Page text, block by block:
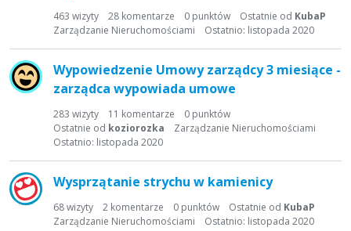
463 wizyty 28 komentarze 0 punktów Ostatnie od KubaP
Ostatnio: listopada 2020
Zarządzanie Nieruchomościami
Wypowiedzenie Umowy zarządcy 3 miesiące -
zarządca wypowiada umowe
283 wizyty 11 komentarze 0 punktów
Ostatnie od koziorozka
Ostatnio: listopada 2020
Zarządzanie Nieruchomościami
Wysprzątanie strychu w kamienicy
68wizyty 2 komentarze 0 punktów Ostatnie od KubaP
Ostatnio: listopada 2020
Zarządzanie Nieruchomościami